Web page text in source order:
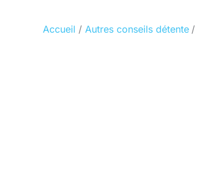
Accueil Autres conseils détente